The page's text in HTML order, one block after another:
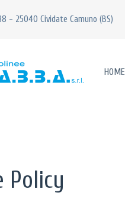
- 25040 Cividate Camuno (BS)
HOME
Policy